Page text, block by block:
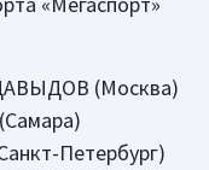
(Москва)
Петербург)